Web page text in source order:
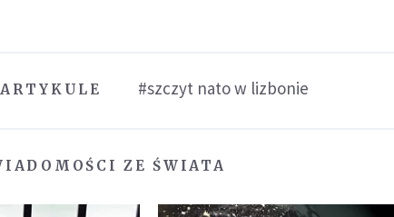
#szczyt nato w lizbonie
ZE ŚWIATA